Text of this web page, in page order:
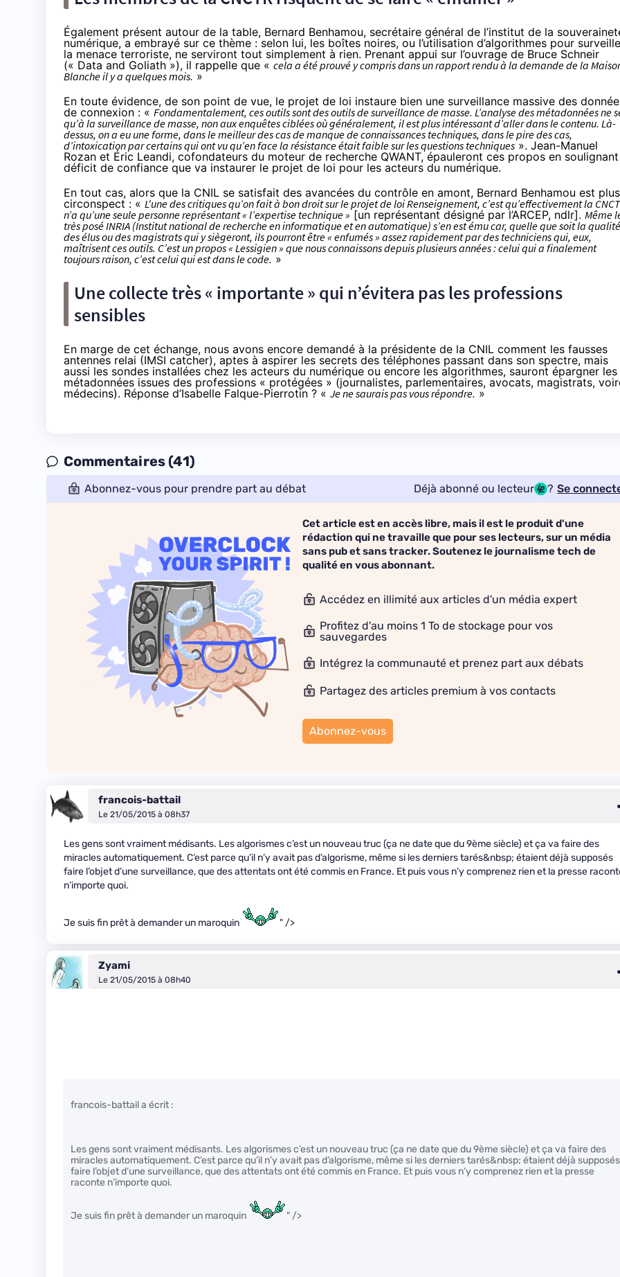
Également présent autour de la table, Bernard Benhamou, secrétaire général de l’institut de la
numérique, a embrayé sur ce thème : selon lui, les boîtes noires, ou l’utilisation d’algorithmes pour
la menace terroriste, ne serviront tout simplement à rien. Prenant appui sur l’ouvrage de Bruce Schneir
(« Data and Goliath »), il rappelle que « cela a été prouvé y compris dans un rapport rendu à la demande de la
Blanche il y a quelques mois. »
En toute évidence, de son point de vue, le projet de loi instaure bien une surveillance massive des
de connexion : « Fondamentalement, ces outils sont des outils de surveillance de masse. L’analyse des métadonnées ne
qu’à la surveillance de masse, non aux enquêtes ciblées où généralement, il est plus intéressant d’aller dans le contenu. Là-
dessus, on a eu une forme, dans le meilleur des cas de manque de connaissances techniques, dans le pire des cas,
d’intoxication par certains qui ont vu qu’en face la résistance était faible sur les questions techniques ». Jean-Manuel
Rozan et Éric Leandi, cofondateurs du moteur de recherche QWANT, épauleront ces propos en
déficit de confiance que va instaurer le projet de loi pour les acteurs du numérique.
En tout cas, alors que la CNIL se satisfait des avancées du contrôle en amont, Bernard Benhamou est plus
circonspect : « L'une des critiques qu’on fait à bon droit sur le projet de loi Renseignement, c’est qu’effectivement la
n’a qu’une seule personne représentant « l’expertise technique » [un représentant désigné par l’ARCEP, ndlr]. Même
très posé INRIA (Institut national de recherche en informatique et en automatique) s’en est ému car, quelle que soit la qualité
des élus ou des magistrats qui y siègeront, ils pourront être « enfumés » assez rapidement par des techniciens qui, eux,
maîtrisent ces outils. C’est un propos « Lessigien » que nous connaissons depuis plusieurs années : celui qui a finalement
toujours raison, c’est celui qui est dansle code. »
Une collecte très « importante » qui n’évitera pas les professions
sensibles
En marge de cet échange, nous avons encore demandé à la présidente de la CNIL comment les fausses
antennes relai (IMSI catcher), aptes à aspirer les secrets des téléphones passant dans son spectre, mais
aussi les sondes installées chez les acteurs du numérique ou encore les algorithmes, sauront épargner les
métadonnées issues des professions « protégées » (journalistes, parlementaires, avocats, magistrats,
médecins). Réponse d’Isabelle Falque-Pierrotin ? « Je ne saurais pas vous répondre. »
Commentaires (41)
Abonnez-vous pour prendre part au débat Déjà abonné ou lecteur ? Se
Cet article est en accès libre, mais il est le produit d'une
rédaction qui ne travaille que pour ses lecteurs, sur un média
sans pub et sans tracker. Soutenez le journalisme tech de
qualité en vous abonnant.
Accédez en illimité aux articles d'un média expert
Profitez d'au moins 1 To de stockage pour vos
sauvegardes
Intégrez la communauté et prenez part aux débats
Partagez des articles premium à vos contacts
Abonnez-vous
francois-battail
Le 21/05/2015 à 08h37
Les gens sont vraiment médisants. Les algorismes c’est un nouveau truc (ça ne date que du 9ème siècle) et ça va faire des
miracles automatiquement. C’est parce qu’il n’y avait pas d’algorisme, même si les derniers tarés&nbsp; étaient déjà supposés
faire l’objet d’une surveillance, que des attentats ont été commis en France. Et puis vous n’y comprenez rien et la presse
n’importe quoi.
Je suis fin prêt à demander un maroquin " />
Zyami
Le 21/05/2015 à 08h40
francois-battail a écrit :
Les gens sont vraiment médisants. Les algorismes c’est un nouveau truc (ça ne date que du 9ème siècle) et ça va faire des
miracles automatiquement. C’est parce qu’il n’y avait pas d’algorisme, même si les derniers tarés&nbsp; étaient déjà supposés
faire l’objet d’une surveillance, que des attentats ont été commis en France. Et puis vous n’y comprenez rien et la presse
raconte n’importe quoi.
Je suis fin prêt à demander un maroquin " />